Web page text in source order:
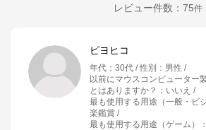
レビュー件数： 75件
ピヨヒコ
年代 ： 30代 性別 ： 男性
以前にマウスコンピューター
とはありますか？ ： いいえ
最も使用する用途（一般・ビジ
楽鑑賞
最も使用する用途（ゲーム）
：